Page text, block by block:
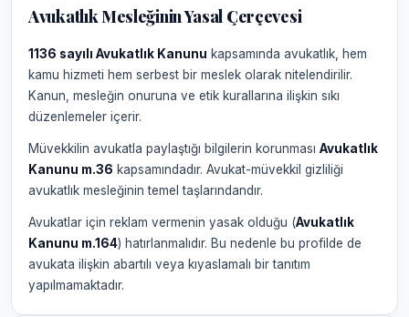
Avukatlık Mesleğinin Yasal Çerçevesi
1136 sayılı Avukatlık Kanunu kapsamında avukatlık, hem
kamu hizmeti hem serbest bir meslek olarak nitelendirilir.
Kanun, mesleğin onuruna ve etik kurallarına ilişkin sıkı
düzenlemeler içerir.
Müvekkilin avukatla paylaştığı bilgilerin korunması Avukatlık
Kanunu m.36 kapsamındadır. Avukat-müvekkil gizliliği
avukatlık mesleğinin temel taşlarındandır.
Avukatlar için reklam vermenin yasak olduğu (Avukatlık
Kanunu m.164) hatırlanmalıdır. Bu nedenle bu profilde de
avukata ilişkin abartılı veya kıyaslamalı bir tanıtım
yapılmamaktadır.